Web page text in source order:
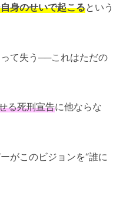
身のせいで起こるという
て失う──これはただの
る死刑宣告に他ならな
がこのビジョンを“誰に